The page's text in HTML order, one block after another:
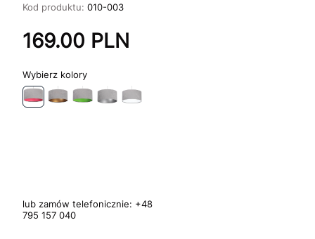
Kod produktu: 010-003
169.00 PLN
kolory
lub zamów telefonicznie: +48
795 157 040